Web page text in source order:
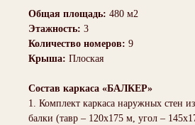
Общая площадь: 480 м2
Этажность: 3
Количество номеров: 9
Крыша: Плоская
Состав каркаса «БАЛКЕР»
1. Комплект каркаса наружных стен
балки (тавр – 120х175 м, угол –